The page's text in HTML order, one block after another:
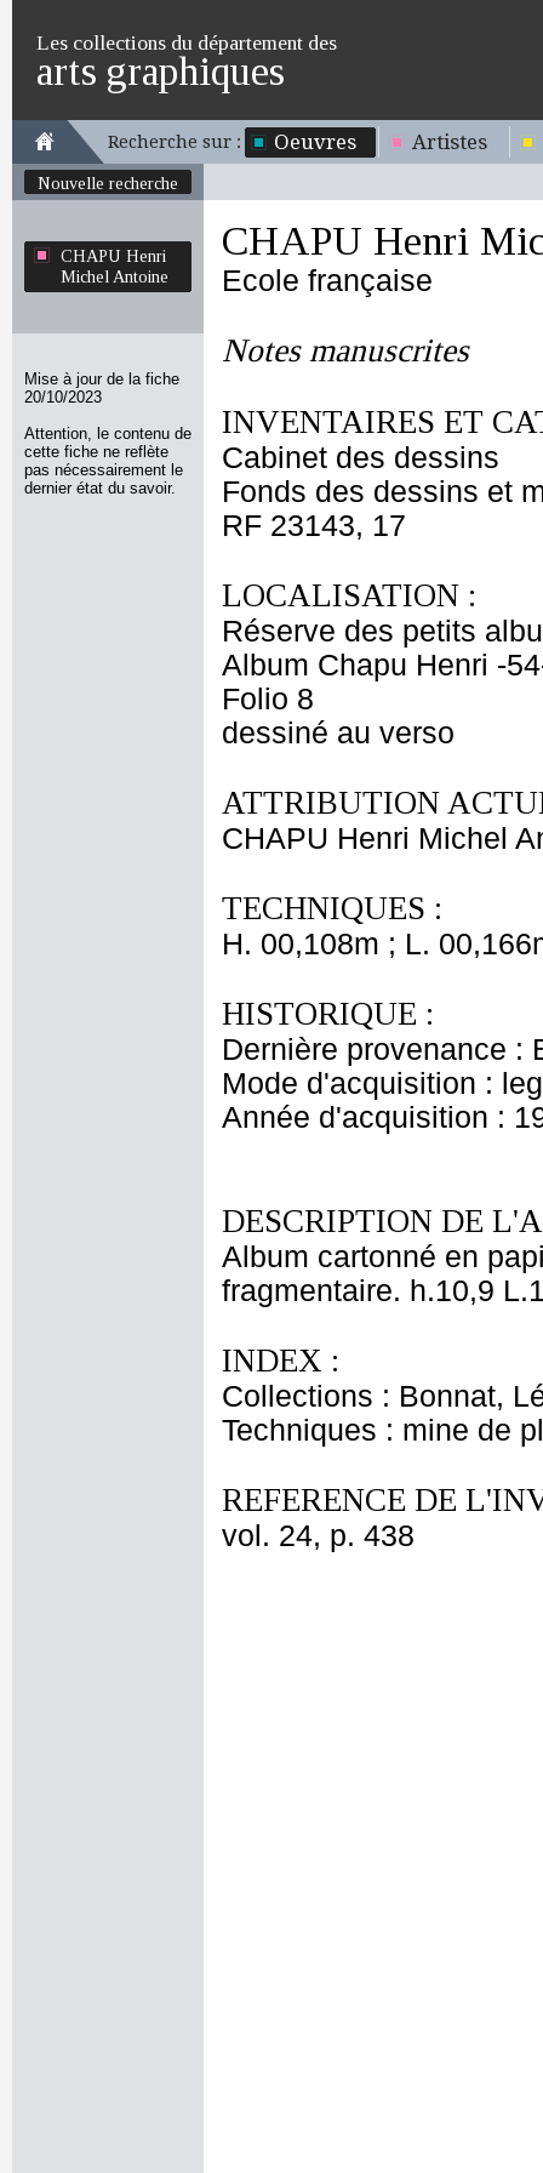
Les collections du département des
arts graphiques
Recherche sur : Oeuvres Artistes
Nouvelle recherche
CHAPU Henri
Michel Antoine
Mise à jour de la fiche
20/10/2023
Attention, le contenu de
cette fiche ne reflète
pas nécessairement le
dernier état du savoir.
CHAPU Henri
Ecole française
Notes manuscrites
INVENTAIRES ET
Cabinet des dessins
Fonds des dessins et
RF 23143, 17
LOCALISATION :
Réserve des petits
Album Chapu Henri -
Folio 8
dessiné au verso
ATTRIBUTION
CHAPU Henri Michel
TECHNIQUES :
H. 00,108m ; L.
HISTORIQUE :
Dernière provenance :
Mode d'acquisition :
Année d'acquisition :
DESCRIPTION DE
Album cartonné en
fragmentaire. h.10,9
INDEX :
Collections : Bonnat,
Techniques : mine de
REFERENCE DE
vol. 24, p. 438